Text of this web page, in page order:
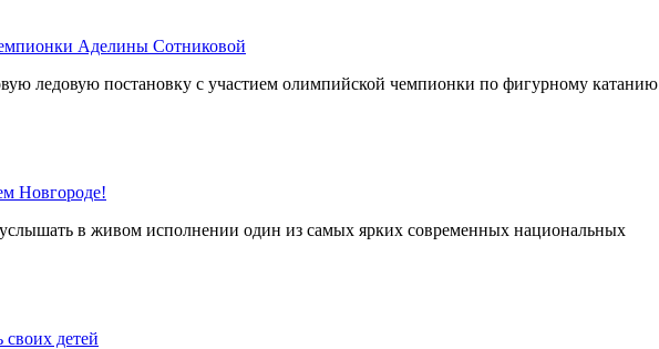
Аделины Сотниковой
ледовую постановку с участием олимпийской чемпионки по фигурному катанию
Новгороде!
в живом исполнении один из самых ярких современных национальных
детей